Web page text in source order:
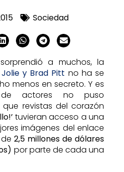
Sociedad
a muchos, la
y Brad Pitt no ha se
menos en secreto. Y es
actores no puso
revistas del corazón
tuvieran acceso a una
imágenes del enlace
2,5 millones de dólares
por parte de cada una